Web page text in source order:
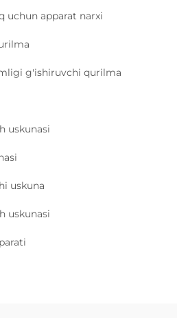
uchun apparat narxi
g'ishiruvchi qurilma
uskunasi
uskuna
uskunasi